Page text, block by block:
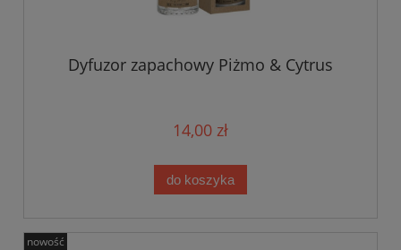
Dyfuzor zapachowy Piżmo & Cytrus
14,00 zł
do koszyka
nowość